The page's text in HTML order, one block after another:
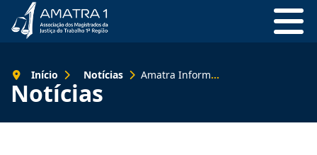
Notícias
Início Notícias Amatra Informa - junho de 2015